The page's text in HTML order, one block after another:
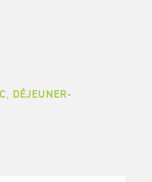
DÉJEUNER-